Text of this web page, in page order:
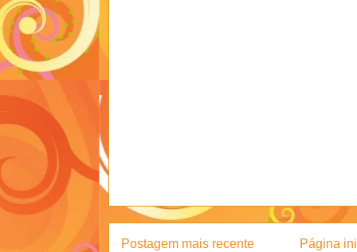
Postagem mais recente Página